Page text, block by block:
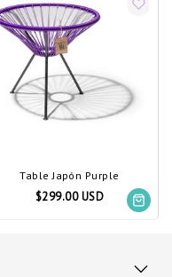
Table Japón Purple
$299.00 USD